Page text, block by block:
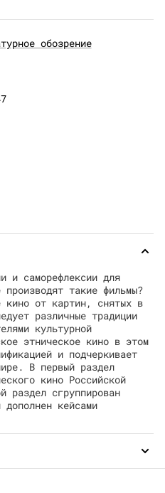
обозрение
и саморефлексии для
такие фильмы?
кино от картин, снятых в
различные традиции
культурной
этническое кино в этом
и подчеркивает
В первый раздел
кино Российской
раздел сгруппирован
дополнен кейсами